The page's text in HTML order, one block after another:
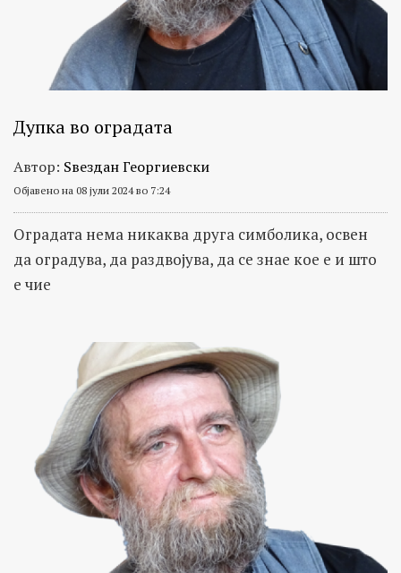
Дупка во оградата
Автор: Ѕвездан Георгиевски
Објавено на 08 јули 2024 во 7:24
Оградата нема никаква друга симболика, освен
да оградува, да раздвојува, да се знае кое е и што
е чие